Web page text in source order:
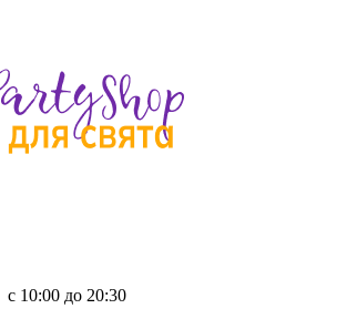
с 10:00 до 20:30